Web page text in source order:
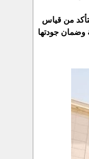
من قياس
وضمان جودتها